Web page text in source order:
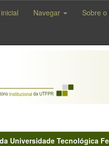
Navegar Sobre o
Universidade Tecnológica